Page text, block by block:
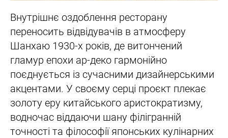
Внутрішнє оздоблення ресторану
переносить відвідувачів в атмосферу
Шанхаю 1930-х років, де витончений
гламур епохи ар-деко гармонійно
поєднується із сучасними дизайнерськими
акцентами. У своєму серці проєкт плекає
золоту еру китайського аристократизму,
водночас віддаючи шану філігранній
точності та філософії японських кулінарних